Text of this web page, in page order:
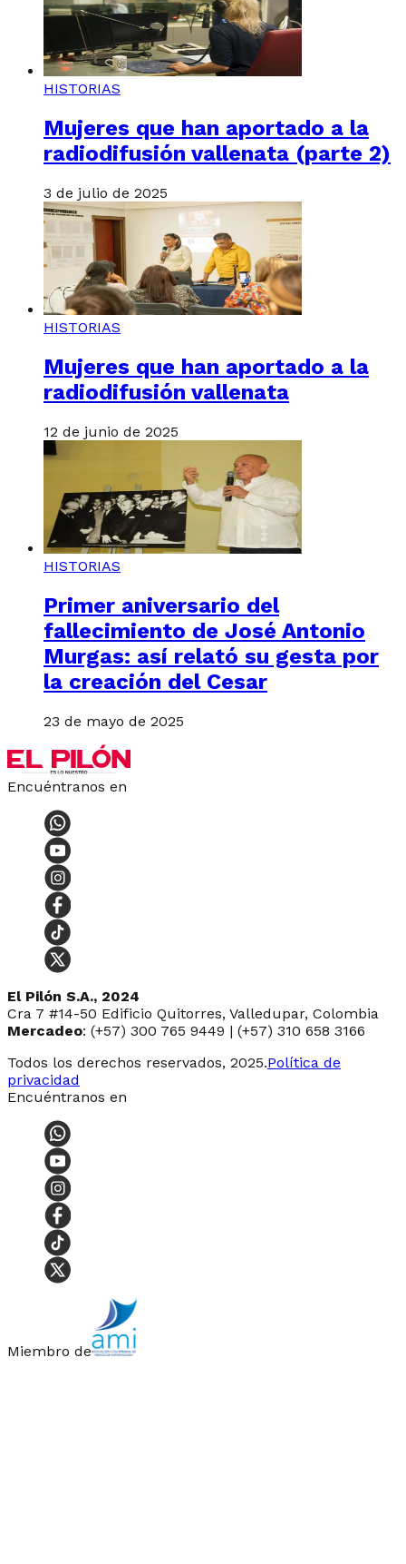
HISTORIAS
Mujeres que han aportado a la
radiodifusión vallenata (parte 2)
3 de julio de 2025
HISTORIAS
Mujeres que han aportado a la
radiodifusión vallenata
12 de junio de 2025
HISTORIAS
Primer aniversario del
fallecimiento de José Antonio
Murgas: así relató su gesta por
la creación del Cesar
23 de mayo de 2025
Encuéntranos en
El Pilón S.A., 2024
Cra 7 #14-50 Edificio Quitorres, Valledupar, Colombia
Mercadeo: (+57) 300 765 9449 | (+57) 310 658 3166
Todos los derechos reservados, 2025.Política de
privacidad
Encuéntranos en
Miembro de